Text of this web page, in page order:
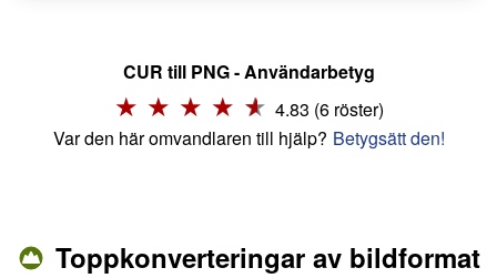
CUR till PNG - Användarbetyg
4.83 (6 röster)
Var den här omvandlaren till hjälp? Betygsätt den!
Toppkonverteringar av bildformat